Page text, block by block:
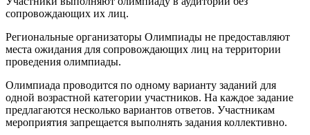
Участники выполняют олимпиаду в аудитории без
сопровождающих их лиц.
Региональные организаторы Олимпиады не предоставляют
места ожидания для сопровождающих лиц на территории
проведения олимпиады.
Олимпиада проводится по одному варианту заданий для
одной возрастной категории участников. На каждое задание
предлагаются несколько вариантов ответов. Участникам
мероприятия запрещается выполнять задания коллективно.